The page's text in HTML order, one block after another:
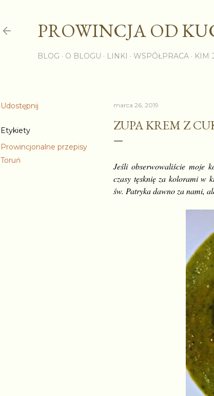
PROWINCJA OD
BLOG O BLOGU LINKI WSPÓŁPRACA KIM
Udostępnij
Etykiety
Prowincjonalne przepisy
Toruń
marca 26, 2019
ZUPA KREM Z
Jeśli obserwowaliście moje
czasy tęsknię za kolorami w
św. Patryka dawno za nami,